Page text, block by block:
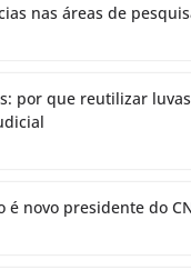
nas áreas de
por que reutilizar
é novo presidente do